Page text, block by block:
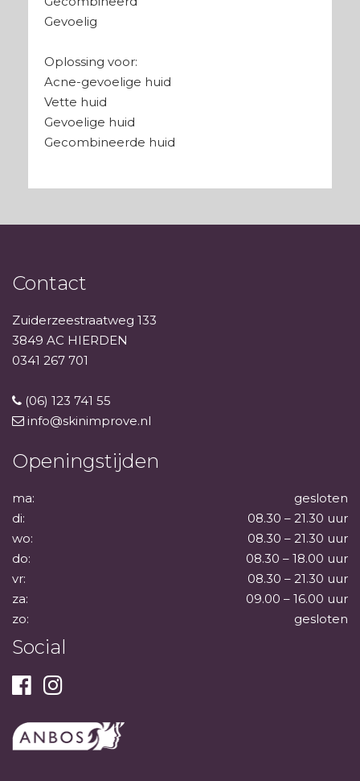
Gevoelig
Oplossing voor:
Acne-gevoelige huid
Vette huid
Gevoelige huid
Gecombineerde huid
Contact
Zuiderzeestraatweg 133
3849 AC HIERDEN
0341 267 701
(06) 123 741 55
info@skinimprove.nl
Openingstijden
ma:
gesloten
di:
08.30 – 21.30 uur
wo:
08.30 – 21.30 uur
do:
08.30 – 18.00 uur
vr:
08.30 – 21.30 uur
za:
09.00 – 16.00 uur
zo:
gesloten
Social